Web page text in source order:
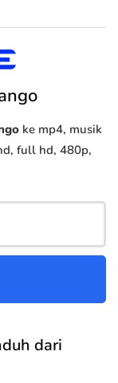
ke mp4, musik
full hd, 480p,
dari